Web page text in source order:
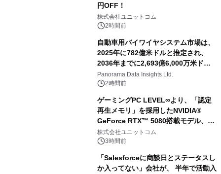
円OFF！
株式会社ユニットコム
2時間前
自動車用バイワイヤシステム市場は、
2025年に782億米ドルと推定され、
2036年までに2,693億6,000万米ドル
に達すると予測されており、予測期間
（2026年～2036年）
Panorama Data Insights Ltd.
2時間前
ゲーミングPC LEVEL∞より、「認定
再生メモリ」を採用したNVIDIA®
GeForce RTX™ 5080搭載モデル、
NVIDIA® GeForce RTX™ 5070 Ti搭
載モデルを販売開始
株式会社ユニットコム
3時間前
「Salesforceに商談日とステータスし
か入ってない」会社が、 半年で活動入